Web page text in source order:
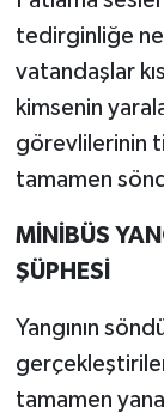
tedirginliğe
vatandaşlar
kimsenin
görevlilerinin
tamamen
MİNİBÜS
ŞÜPHESİ
Yangının
tamamen